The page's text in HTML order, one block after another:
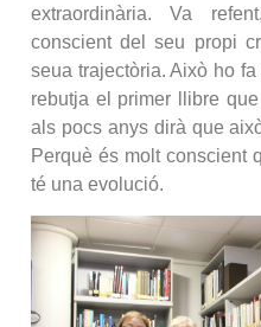
extraordinària. Va
conscient del seu propi
seua trajectòria. Això ho
rebutja el primer llibre
als pocs anys dirà que
Perquè és molt conscient
té una evolució.